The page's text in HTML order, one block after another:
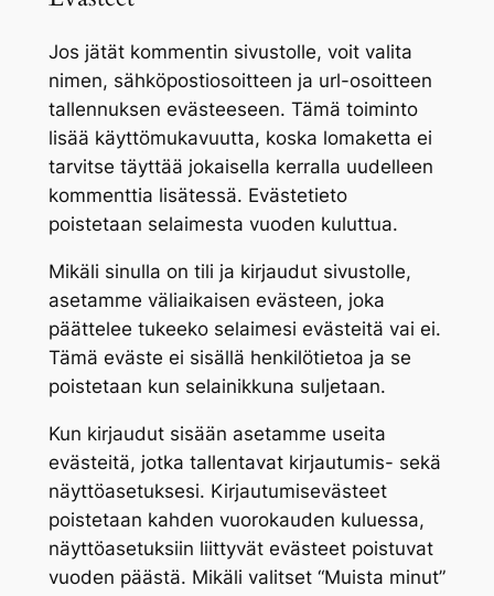
Jos jätät kommentin sivustolle, voit valita
nimen, sähköpostiosoitteen ja url-osoitteen
tallennuksen evästeeseen. Tämä toiminto
lisää käyttömukavuutta, koska lomaketta ei
tarvitse täyttää jokaisella kerralla uudelleen
kommenttia lisätessä. Evästetieto
poistetaan selaimesta vuoden kuluttua.
Mikäli sinulla on tili ja kirjaudut sivustolle,
asetamme väliaikaisen evästeen, joka
päättelee tukeeko selaimesi evästeitä vai ei.
Tämä eväste ei sisällä henkilötietoa ja se
poistetaan kun selainikkuna suljetaan.
Kun kirjaudut sisään asetamme useita
evästeitä, jotka tallentavat kirjautumis- sekä
näyttöasetuksesi. Kirjautumisevästeet
poistetaan kahden vuorokauden kuluessa,
näyttöasetuksiin liittyvät evästeet poistuvat
vuoden päästä. Mikäli valitset “Muista minut”